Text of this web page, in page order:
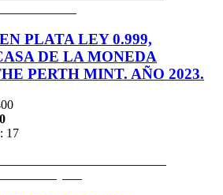
PLATA LEY 0.999,
DE LA MONEDA
PERTH MINT. AÑO 2023.
17